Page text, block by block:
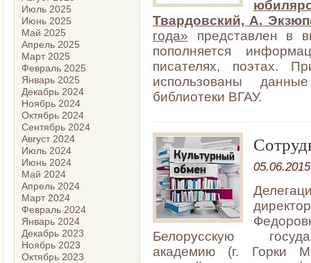
Июль 2025
Июнь 2025
Май 2025
Апрель 2025
Март 2025
Февраль 2025
Январь 2025
Декабрь 2024
Ноябрь 2024
Октябрь 2024
Сентябрь 2024
Август 2024
Июль 2024
Июнь 2024
Май 2024
Апрель 2024
Март 2024
Февраль 2024
Январь 2024
Декабрь 2023
Ноябрь 2023
Октябрь 2023
Твардовский, А.
года» представлен в
пополняется
писателях, поэтах.
использованы
библиотеки ВГАУ.
05.06.2015
Белорусскую
академию (г. Горки